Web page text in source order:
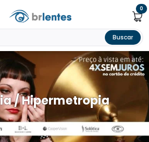
Buscar
0
/ Hipermetropia